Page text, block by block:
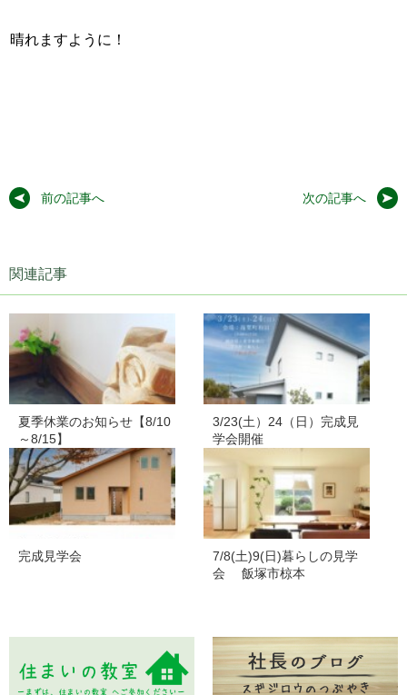
晴れますように！
前の記事へ 次の記事へ
関連記事
夏季休業のお知らせ【8/10
～8/15】
3/23(土）24（日）完成見
学会開催
完成見学会
7/8(土)9(日)暮らしの見学
会 飯塚市椋本